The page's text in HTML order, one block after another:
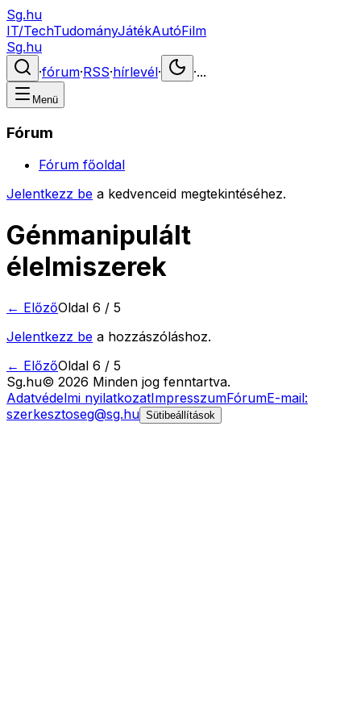
Sg.hu
IT/TechTudományJátékAutóFilm
Sg.hu
·fórum·RSS·hírlevél· ·...
Menü
Fórum
Fórum főoldal
Jelentkezz be a kedvenceid megtekintéséhez.
Génmanipulált
élelmiszerek
← ElőzőOldal 6 / 5
Jelentkezz be a hozzászóláshoz.
← ElőzőOldal 6 / 5
Sg.hu© 2026 Minden jog fenntartva.
Adatvédelmi nyilatkozatImpresszumFórumE-mail:
szerkesztoseg@sg.hu Sütibeállítások